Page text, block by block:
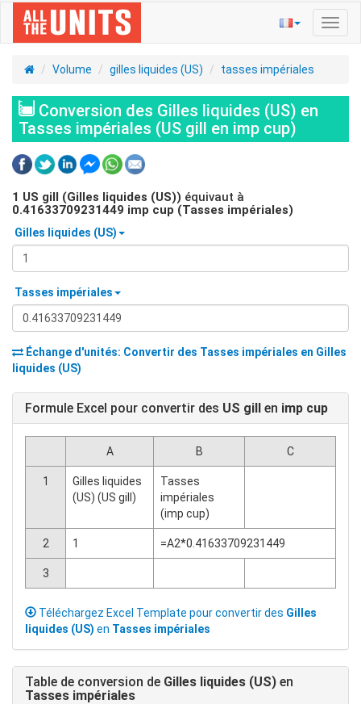
la
Volume
gilles liquides (US) tasses impériales
Conversion des Gilles liquides (US) en
Tasses impériales (US gill en imp cup)
1 US gill (Gilles liquides (US)) équivaut à
0.41633709231449 imp cup (Tasses impériales)
Gilles liquides (US)
Tasses impériales
Échange d'unités: Convertir des Tasses impériales en Gilles
liquides (US)
Formule Excel pour convertir des US gill en imp cup
A B C
1
Gilles liquides
(US) (US gill)
Tasses
impériales
(imp cup)
2 1 =A2*0.41633709231449
3
Téléchargez Excel Template pour convertir des Gilles
liquides (US) en Tasses impériales
Table de conversion de Gilles liquides (US) en
Tasses impériales